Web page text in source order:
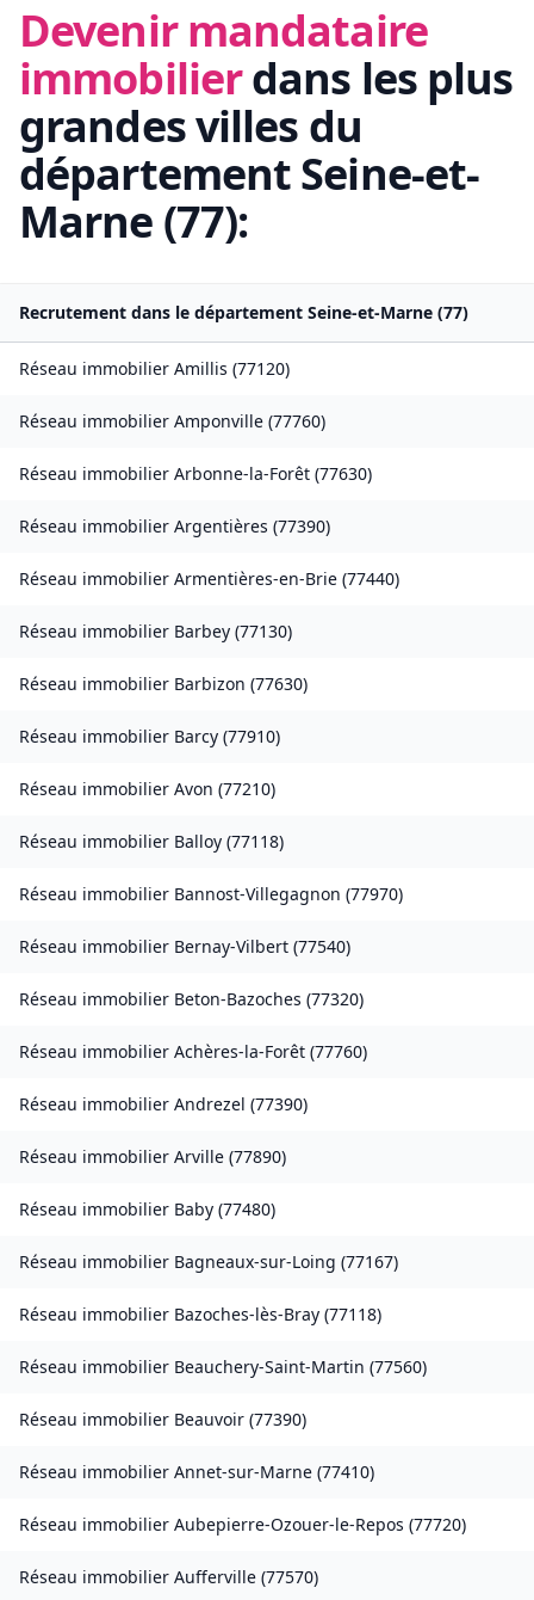
Devenir mandataire
immobilierdans les plus
grandes villes du
départementSeine-et-
Marne (77):
Recrutement dans le département Seine-et-Marne (77)
Réseau immobilier Amillis (77120)
Réseau immobilier Amponville (77760)
Réseau immobilier Arbonne-la-Forêt (77630)
Réseau immobilier Argentières (77390)
Réseau immobilier Armentières-en-Brie (77440)
Réseau immobilier Barbey (77130)
Réseau immobilier Barbizon (77630)
Réseau immobilier Barcy (77910)
Réseau immobilier Avon (77210)
Réseau immobilier Balloy (77118)
Réseau immobilier Bannost-Villegagnon (77970)
Réseau immobilier Bernay-Vilbert (77540)
Réseau immobilier Beton-Bazoches (77320)
Réseau immobilier Achères-la-Forêt (77760)
Réseau immobilier Andrezel (77390)
Réseau immobilier Arville (77890)
Réseau immobilier Baby (77480)
Réseau immobilier Bagneaux-sur-Loing (77167)
Réseau immobilier Bazoches-lès-Bray (77118)
Réseau immobilier Beauchery-Saint-Martin (77560)
Réseau immobilier Beauvoir (77390)
Réseau immobilier Annet-sur-Marne (77410)
Réseau immobilier Aubepierre-Ozouer-le-Repos (77720)
Réseau immobilier Aufferville (77570)